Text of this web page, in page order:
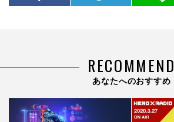
RECOMMEND
あなたへのおすすめ